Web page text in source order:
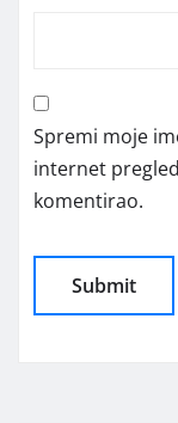
Spremi moje
internet
komentirao.